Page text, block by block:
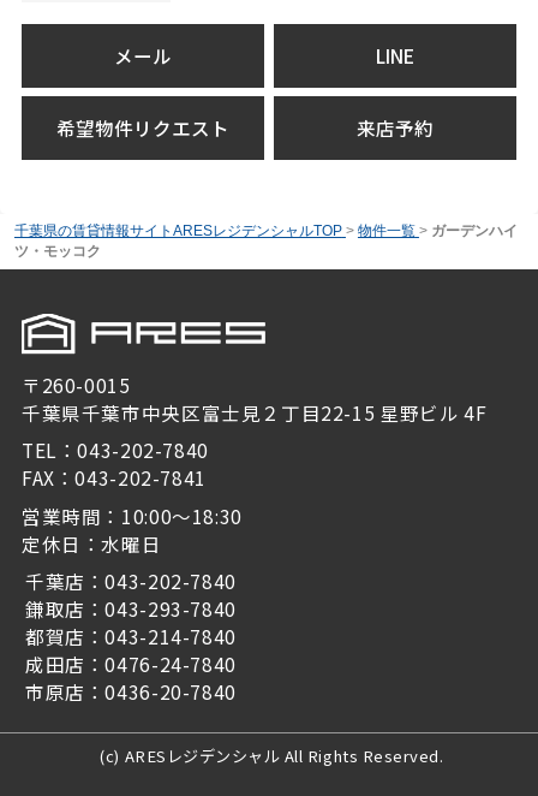
メール LINE
希望物件リクエスト 来店予約
千葉県の賃貸情報サイトARESレジデンシャルTOP > 物件一覧 > ガーデンハイ
ツ・モッコク
〒260-0015
千葉県千葉市中央区富士見２丁目22-15 星野ビル 4F
TEL：043-202-7840
FAX：043-202-7841
営業時間：10:00～18:30
定休日：水曜日
千葉店：043-202-7840
鎌取店：043-293-7840
都賀店：043-214-7840
成田店：0476-24-7840
市原店：0436-20-7840
(c) ARESレジデンシャル All Rights Reserved.